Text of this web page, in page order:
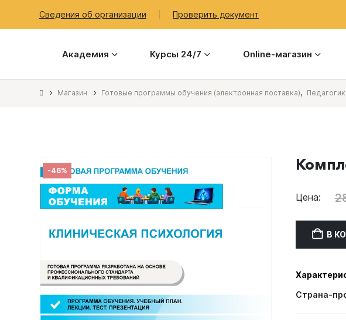
Сведения об организации Проверить документ
Академия Курсы 24/7 Online-магазин
Магазин Готовые программы обучения (электронная поставка),
-46%
Цена:
В
Страна-